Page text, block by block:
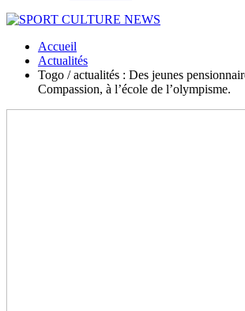
Accueil
Actualités
Togo / actualités : Des jeunes
Compassion, à l’école de l’olympisme.